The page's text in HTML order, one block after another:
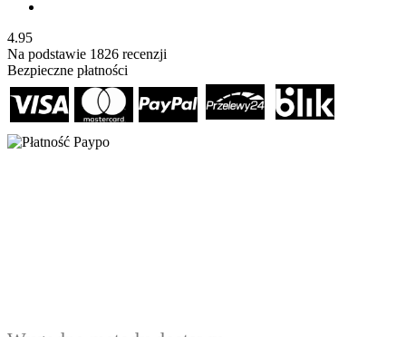
4.95
Na podstawie 1826 recenzji
Bezpieczne płatności